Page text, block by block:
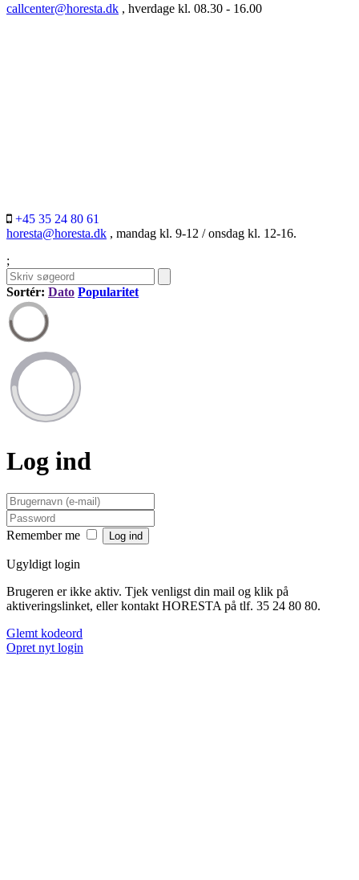
callcenter@horesta.dk , hverdage kl. 08.30 - 16.00
+45 35 24 80 61
horesta@horesta.dk , mandag kl. 9-12 / onsdag kl. 12-16.
;
Sortér: Dato Popularitet
Log ind
Remember me
Ugyldigt login
Brugeren er ikke aktiv. Tjek venligst din mail og klik på
aktiveringslinket, eller kontakt HORESTA på tlf. 35 24 80 80.
Glemt kodeord
Opret nyt login